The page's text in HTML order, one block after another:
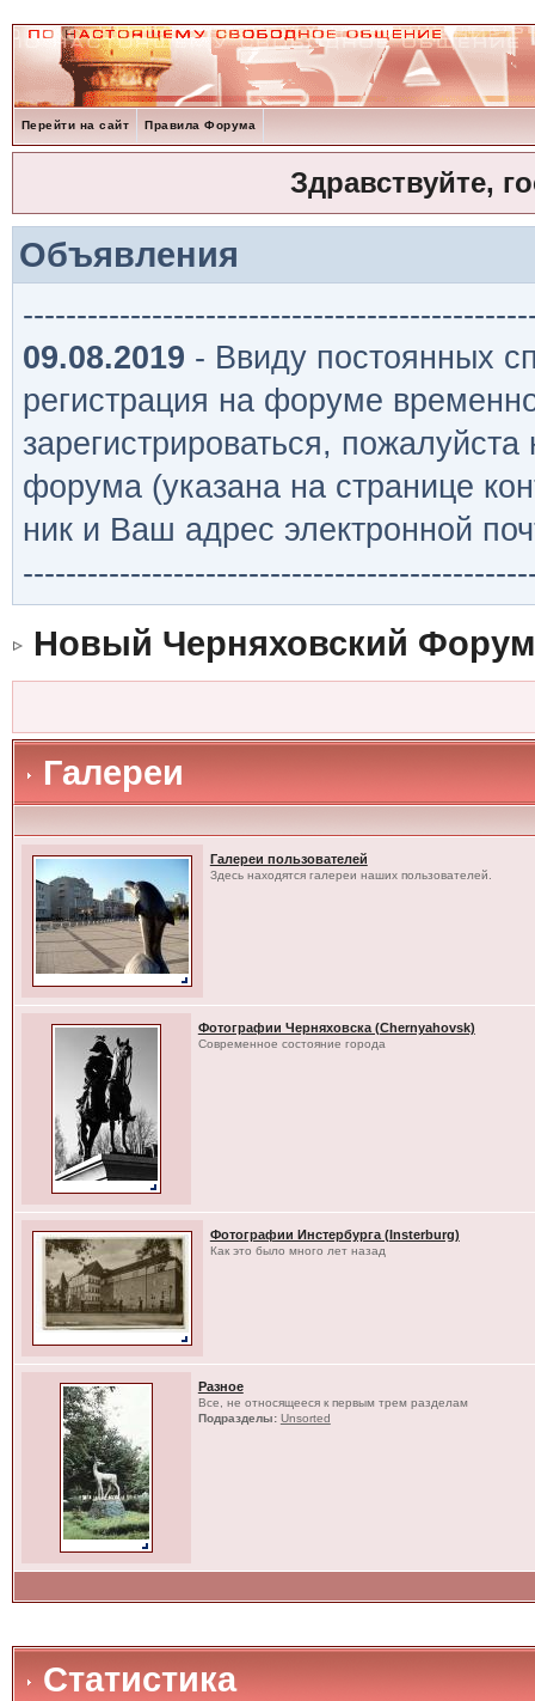
Перейти на сайт Правила Форума
Здравствуйте,
Объявления
09.08.2019 - Ввиду постоянных
регистрация на форуме
зарегистрироваться,
форума (указана на странице
ник и Ваш адрес электронной
Новый Черняховский Форум
Галереи
Галереи пользователей
Здесь находятся галереи наших пользователей.
Фотографии Черняховска (Chernyahovsk)
Современное состояние города
Фотографии Инстербурга (Insterburg)
Как это было много лет назад
Разное
Все, не относящееся к первым трем разделам
Подразделы: Unsorted
Статистика